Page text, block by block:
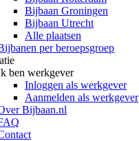
Bijbaan Groningen
Bijbaan Utrecht
Alle plaatsen
per beroepsgroep
ben werkgever
Inloggen als werkgever
Aanmelden als werkgever
Bijbaan.nl